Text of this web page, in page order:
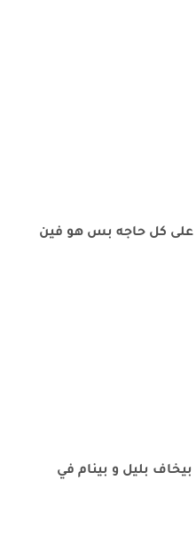
على كل حاجه بس هو فين
بليل و بينام في